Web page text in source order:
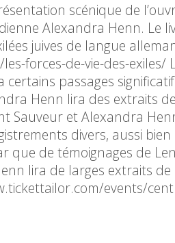
scénique de
Alexandra Henn. Le
juives de langue
forces-de-vie-des-exiles/
passages
Henn lira des extraits
Sauveur et Alexandra
divers, aussi
de témoignages de
lira de larges extraits
events/